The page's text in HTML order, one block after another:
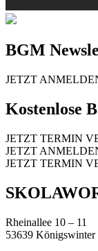
BGM
JETZT
Kostenlose
JETZT TERMIN
JETZT
JETZT TERMIN
Rheinallee 10 – 11
53639 Königswinter